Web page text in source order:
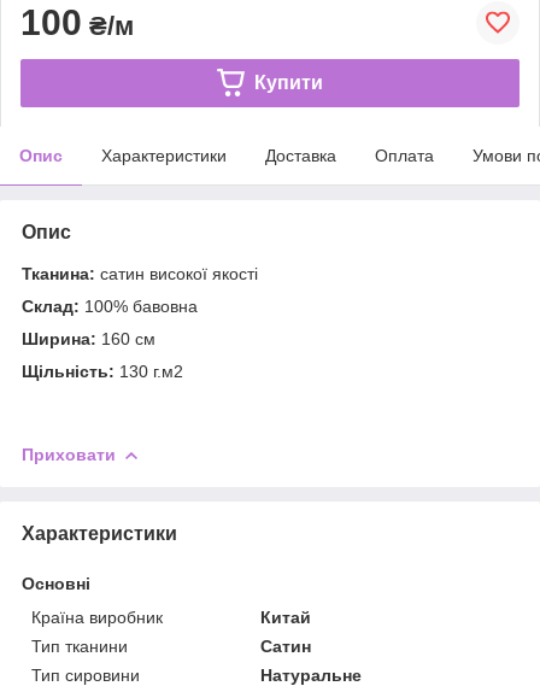
100 ₴/м
Купити
Опис Характеристики Доставка Оплата Умови
Опис
Тканина: сатин високої якості
Склад: 100% бавовна
Ширина: 160 см
Щільність: 130 г.м2
Приховати
Характеристики
Основні
Країна виробник
Китай
Тип тканини
Сатин
Тип сировини
Натуральне